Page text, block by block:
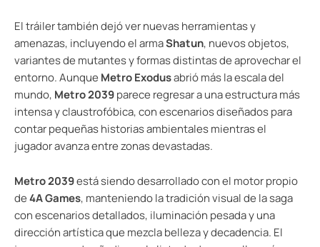
El tráiler también dejó ver nuevas herramientas y
amenazas, incluyendo el armaShatun, nuevos objetos,
variantes de mutantes y formas distintas de aprovechar el
entorno. Aunque Metro Exodusabrió más la escala del
mundo, Metro 2039parece regresar a una estructura más
intensa y claustrofóbica, con escenarios diseñados para
contar pequeñas historias ambientales mientras el
jugador avanza entre zonas devastadas.
Metro 2039está siendo desarrollado con el motor propio
de4A Games, manteniendo la tradición visual de la saga
con escenarios detallados, iluminación pesada y una
dirección artística que mezcla belleza y decadencia. El